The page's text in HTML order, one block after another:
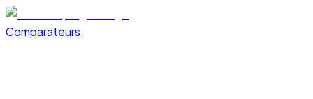
Comparateurs